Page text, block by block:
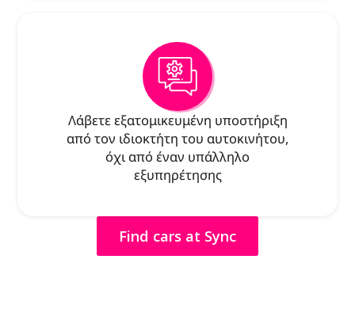
Λάβετε εξατομικευμένη υποστήριξη
από τον ιδιοκτήτη του αυτοκινήτου,
όχι από έναν υπάλληλο
εξυπηρέτησης
Find cars at Sync